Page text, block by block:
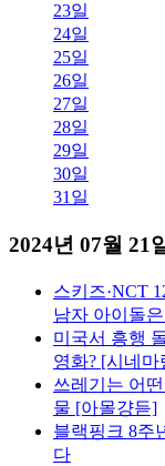
23일
24일
25일
26일
27일
28일
29일
30일
31일
2024년 07월 21
스키즈·NCT
남자 아이돌
미국서 흥행
영화? [시네마
쓰레기는 어
물 [아몰걍듣]
블랙핑크 8주
다